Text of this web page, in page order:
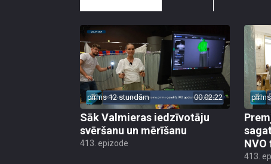
pirms 12 stundām 00:02:22
Sāk Valmieras iedzīvotāju
svēršanu un mērīšanu
413. epizode
NVO
413.